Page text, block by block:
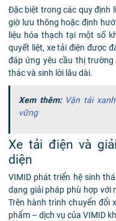
Đặc biệt trong các quy định
giờ lưu thông hoặc định
liệu hóa thạch tại một số
quyết liệt, xe tải điện được
đáp ứng yêu cầu thị
thác và sinh lời lâu dài.
Xem thêm: Vận tải
vững
Xe tải điện và
diện
VIMID phát triển hệ sinh
dạng giải pháp phù hợp với
Trên hành trình chuyển đổi
phẩm – dịch vụ của VIMID